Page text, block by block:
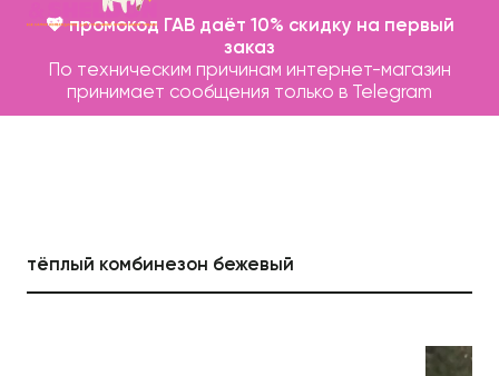
💖 промокод ГАВ даёт 10% скидку на первый
заказ
По техническим причинам интернет-магазин
принимает сообщения только в Telegram
тёплый комбинезон бежевый